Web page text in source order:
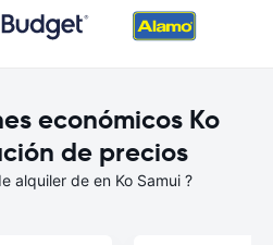
económicos Ko
de precios
alquiler de en Ko Samui ?